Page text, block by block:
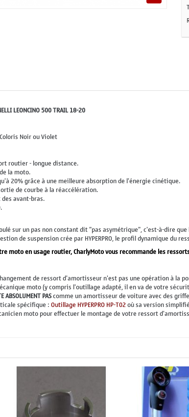
LEONCINO 500 TRAIL 18-20
Noir ou Violet
routier - longue distance.
la moto.
20% grâce à une meilleure absorption de l'énergie cinétique.
de courbe à la réaccélération.
avant-bras.
sur un pas non constant dit "pas asymétrique", c'est-à-dire
de suspension crée par HYPERPRO, le profil dynamique
en usage routier, CharlyMoto vous recommande les ressorts
de ressort d'amortisseur n'est pas une opération à la
moto (y compris l'outillage adapté, il en va de votre
ABSOLUMENT PAScomme un amortisseur de voiture avec des
spécifique :Outillage HYPERPRO HP-T02où sa version
moto pour effectuer le montage de votre ressort